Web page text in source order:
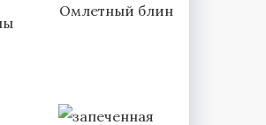
Омлетный блин